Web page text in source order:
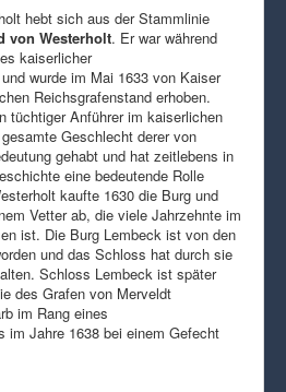
hebt sich aus der Stammlinie
von Westerholt. Er war während
kaiserlicher
wurde im Mai 1633 von Kaiser
Reichsgrafenstand erhoben.
tüchtiger Anführer im kaiserlichen
Geschlecht derer von
gehabt und hat zeitlebens in
eine bedeutende Rolle
kaufte 1630 die Burg und
Vetter ab, die viele Jahrzehnte im
ist. Die Burg Lembeck ist von den
und das Schloss hat durch sie
Schloss Lembeck ist später
des Grafen von Merveldt
im Rang eines
im Jahre 1638 bei einem Gefecht